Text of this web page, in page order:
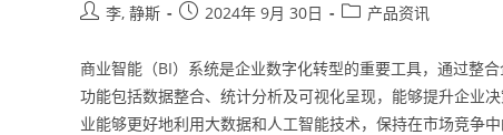
李, 静斯 2024年 9月 30日 产品资讯
商业智能（BI）系统是企业数字化转型的重要工具，通过整
功能包括数据整合、统计分析及可视化呈现，能够提升企业
业能够更好地利用大数据和人工智能技术，保持在市场竞争中